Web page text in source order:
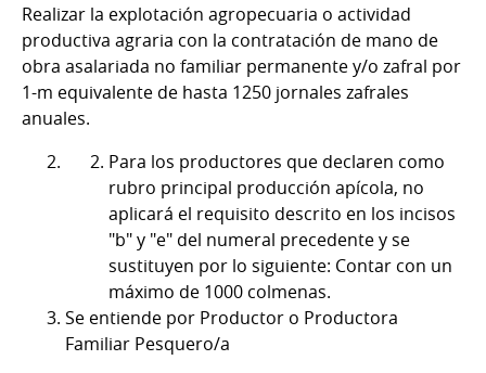
Realizar la explotación agropecuaria o actividad
productiva agraria con la contratación de mano de
obra asalariada no familiar permanente y/o zafral por
1-m equivalente de hasta 1250 jornales zafrales
anuales.
Para los productores que declaren como
rubro principal producción apícola, no
aplicará el requisito descrito en los incisos
"b" y "e" del numeral precedente y se
sustituyen por lo siguiente: Contar con un
máximo de 1000 colmenas.
Se entiende por Productor o Productora
Familiar Pesquero/a